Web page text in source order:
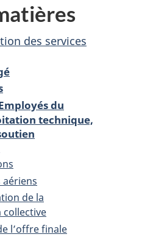
des services
du
technique,
aériens
de la
collective
l’offre finale